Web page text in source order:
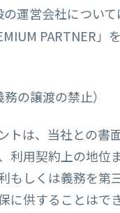
運営会社について
PARTNER」
の譲渡の禁止）
トは、当社との書
利用契約上の地位
もしくは義務を第
に供することはで